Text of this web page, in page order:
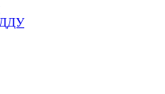
ДДУ